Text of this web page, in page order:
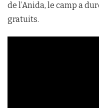
de l’Anida, le camp a
gratuits.